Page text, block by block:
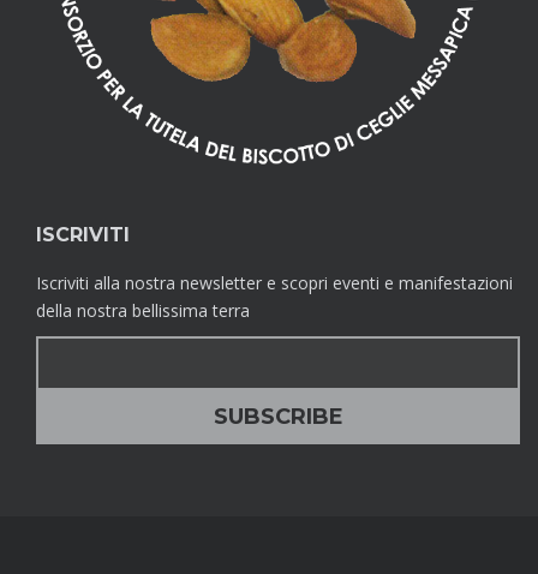
ISCRIVITI
Iscriviti alla nostra newsletter e scopri eventi e manifestazioni
della nostra bellissima terra